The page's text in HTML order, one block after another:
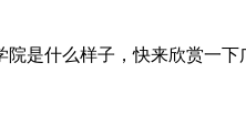
是什么样子，快来欣赏一